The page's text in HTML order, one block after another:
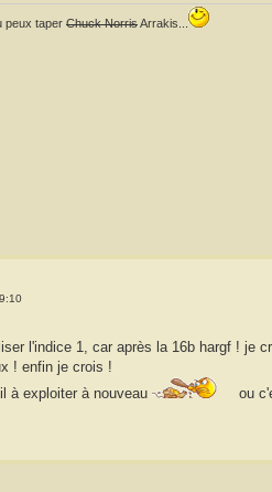
peux taper Chuck NorrisArrakis...
l'indice 1, car après la 16b hargf ! je
! enfin je crois !
à exploiter à nouveau
ou